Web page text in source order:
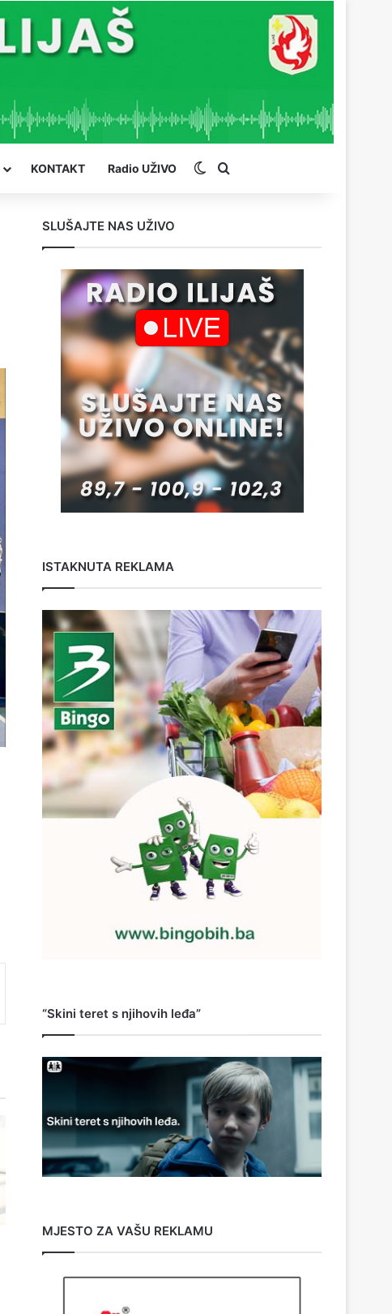
KONTAKT Radio UŽIVO Switch skin
SLUŠAJTE NAS UŽIVO
ISTAKNUTA REKLAMA
“Skini teret s njihovih leđa”
MJESTO ZA VAŠU REKLAMU